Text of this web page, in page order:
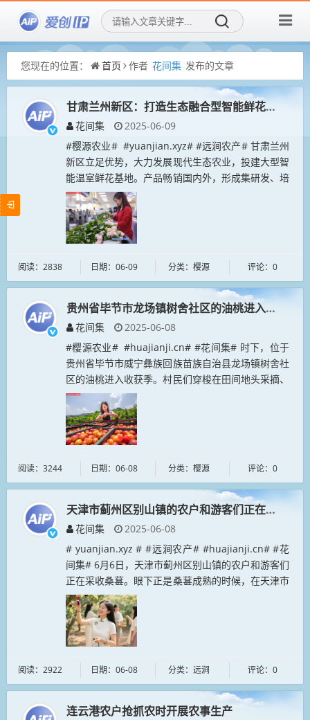
您现在的位置： 首页 作者 花间集 发布的文章
甘肃兰州新区：打造生态融合型智能鲜花基地
花间集
2025-06-09
#樱源农业# #yuanjian.xyz# #远涧农产# 甘肃兰州
新区立足优势，大力发展现代生态农业，投建大型智
能温室鲜花基地。产品畅销国内外，形成集研发、培
育、生产、销售及社会化服务于一体的特...
阅读：2838 日期：06-09 分类：樱源 评论：0
贵州省毕节市龙场镇树舍社区的油桃进入收获季
花间集
2025-06-08
#樱源农业# #huajianji.cn# #花间集# 时下，位于
贵州省毕节市威宁彝族回族苗族自治县龙场镇树舍社
区的油桃进入收获季。村民们穿梭在田间地头采摘、
搬运、分装油桃，以供应市场需求。...
阅读：3244 日期：06-08 分类：樱源 评论：0
天津市蓟州区别山镇的农户和游客们正在采收桑葚
花间集
2025-06-08
# yuanjian.xyz # #远涧农产# #huajianji.cn# #花
间集# 6月6日，天津市蓟州区别山镇的农户和游客们
正在采收桑葚。眼下正是桑葚成熟的时候，在天津市
蓟州区别山镇的红花峪，当地农...
阅读：2922 日期：06-08 分类：远涧 评论：0
连云港农户抢抓农时开展农事生产